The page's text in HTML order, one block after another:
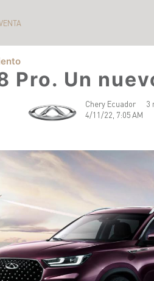
Pro. Un
Chery Ecuador
4/11/22, 7:05 AM
3